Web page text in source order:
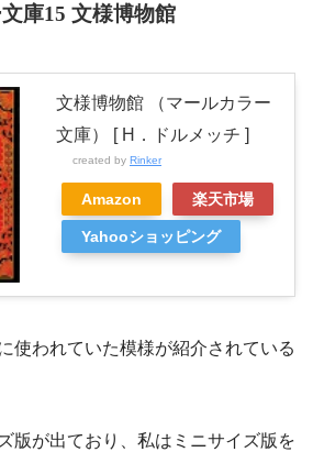
庫15 文様博物館
文様博物館 （マールカラー
文庫） [ H．ドルメッチ ]
created by Rinker
Amazon 楽天市場
Yahooショッピング
使われていた模様が紹介されている
版が出ており、私はミニサイズ版を